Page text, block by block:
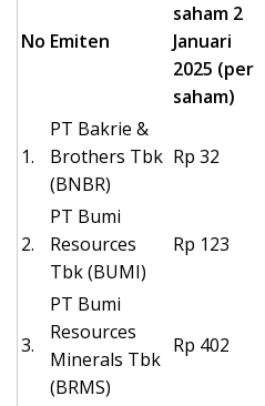
No Emiten
saham 2
Januari
2025 (per
saham)
1.
PT Bakrie &
Brothers Tbk
(BNBR)
Rp 32
2.
PT Bumi
Resources
Tbk (BUMI)
Rp 123
3.
PT Bumi
Resources
Minerals Tbk
(BRMS)
Rp 402